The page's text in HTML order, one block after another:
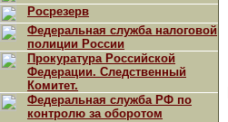
Росрезерв
Федеральная служба налоговой
полиции России
Прокуратура Российской
Федерации. Следственный
Комитет.
Федеральная служба РФ по
контролю за оборотом